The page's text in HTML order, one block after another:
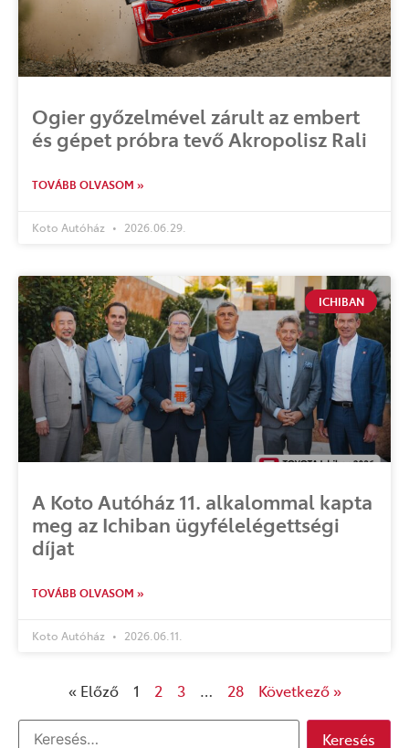
Ogier győzelmével zárult az embert
és gépet próbra tevő Akropolisz Rali
TOVÁBB OLVASOM »
Koto Autóház 2026.06.29.
ICHIBAN
A Koto Autóház 11. alkalommal kapta
meg az Ichiban ügyfélelégettségi
díjat
TOVÁBB OLVASOM »
Koto Autóház 2026.06.11.
« Előző 1 2 3 … 28 Következő »